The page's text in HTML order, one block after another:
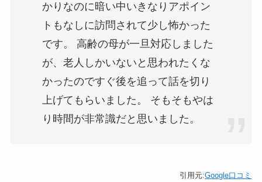
かりなのに暗い中いきなりアポイン
トもなしに訪問されて少し怖かった
です。 高齢の母が一旦対応しました
が、老人しかいないと思われたくな
かったのですぐ後を追って話を切り
上げてもらいました。 そもそもやは
り時間が非常識だと思いました。
引用元:Google口コミ